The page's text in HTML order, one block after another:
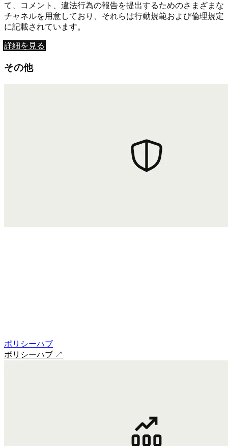
て、コメント、違法行為の報告を提出するためのさまざまな
チャネルを用意しており、それらは行動規範および倫理規定
に記載されています。
詳細を見る
その他
ポリシーハブ
ポリシーハブ ↗